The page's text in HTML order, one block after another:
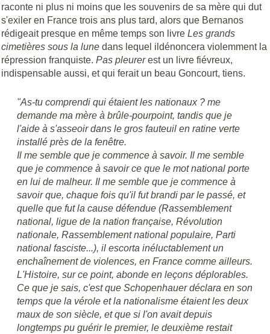
raconte ni plus ni moins que les souvenirs de sa mère qui dut
s'exiler en France trois ans plus tard, alors que Bernanos
rédigeait presque en même temps son livre Les grands
cimetières sous la lune dans lequel ildénoncera violemment la
répression franquiste. Pas pleurerest un livre fiévreux,
indispensable aussi, et qui ferait un beau Goncourt, tiens.
"As-tu comprendi qui étaient les nationaux ? me
demande ma mère à brûle-pourpoint, tandis que je
l'aide à s'asseoir dans le gros fauteuil en ratine verte
installé près de la fenêtre.
Il me semble que je commence à savoir. Il me semble
que je commence à savoir ce que le mot national porte
en lui de malheur. Il me semble que je commence à
savoir que, chaque fois qu'il fut brandi par le passé, et
quelle que fut la cause défendue (Rassemblement
national, ligue de la nation française, Révolution
nationale, Rassemblement national populaire, Parti
national fasciste...), il escorta inéluctablement un
enchaînement de violences, en France comme ailleurs.
L'Histoire, sur ce point, abonde en leçons déplorables.
Ce que je sais, c'est que Schopenhauer déclara en son
temps que la vérole et la nationalisme étaient les deux
maux de son siècle, et que si l'on avait depuis
longtemps pu guérir le premier, le deuxième restait